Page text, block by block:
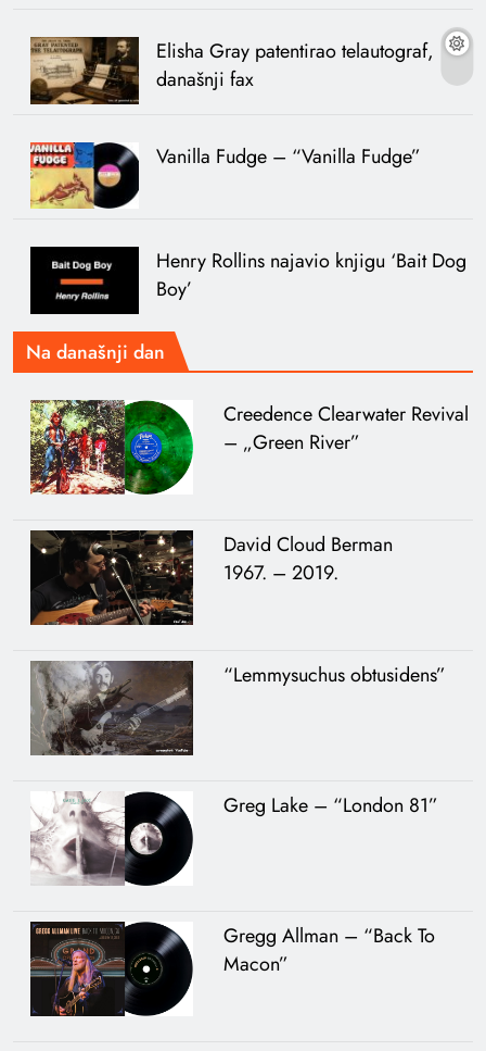
Elisha Gray patentirao telautograf,
današnji fax
Vanilla Fudge – “Vanilla Fudge”
Henry Rollins najavio knjigu ‘Bait Dog
Boy’
Na današnji dan
Creedence Clearwater Revival
– „Green River”
David Cloud Berman
1967. – 2019.
“Lemmysuchus obtusidens”
Greg Lake – “London 81”
Gregg Allman – “Back To
Macon”